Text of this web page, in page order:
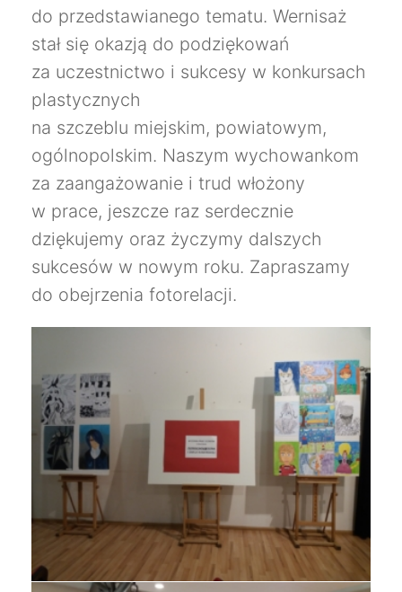
do przedstawianego tematu. Wernisaż
stał się okazją do podziękowań
za uczestnictwo i sukcesy w konkursach
plastycznych
na szczeblu miejskim, powiatowym,
ogólnopolskim. Naszym wychowankom
za zaangażowanie i trud włożony
w prace, jeszcze raz serdecznie
dziękujemy oraz życzymy dalszych
sukcesów w nowym roku. Zapraszamy
do obejrzenia fotorelacji.